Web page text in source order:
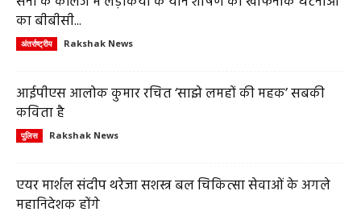
का बीबीसी...
अंतर्राष्ट्रीय Rakshak News
आईपीएस आलोक कुमार रचित ‘साझे लमहों की महक’ सबकी
कविता है
पुलिस Rakshak News
एयर मार्शल संदीप थरेजा सशस्त्र बल चिकित्सा सेवाओं के अगले
महानिदेशक होंगे